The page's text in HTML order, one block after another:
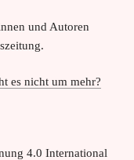
und Autoren
es nicht um mehr?
4.0 International